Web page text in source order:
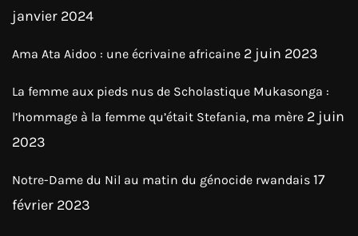
janvier 2024
Ama Ata Aidoo : une écrivaine africaine 2 juin 2023
La femme aux pieds nus de Scholastique Mukasonga :
l’hommage à la femme qu’était Stefania, ma mère 2 juin
2023
Notre-Dame du Nil au matin du génocide rwandais 17
février 2023